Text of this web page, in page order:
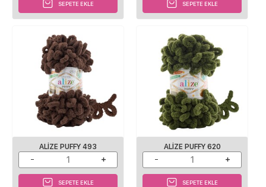
SEPETE EKLE SEPETE EKLE
ALIZE PUFFY 493
SEPETE EKLE
ALIZE PUFFY 620
SEPETE EKLE